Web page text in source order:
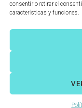
consentir o retirar el
características y funciones.